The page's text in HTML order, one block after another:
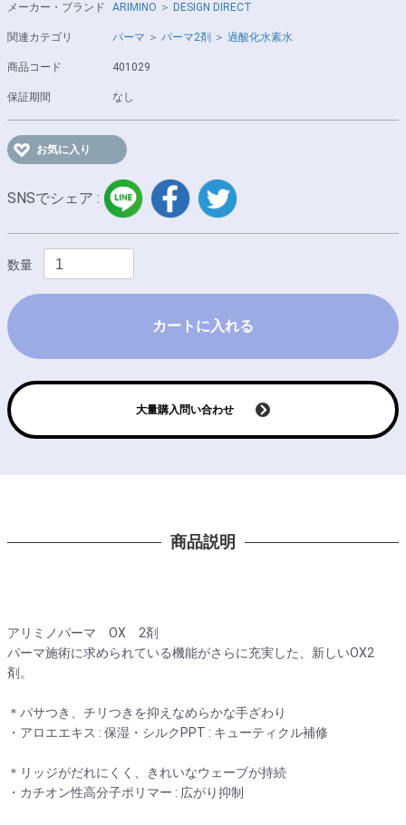
メーカー・ブランド ARIMINO ＞ DESIGN DIRECT
関連カテゴリ パーマ ＞ パーマ2剤 ＞ 過酸化水素水
商品コード 401029
保証期間 なし
お気に入り
SNSでシェア :
LINE facebook
数量
カートに入れる
大量購入問い合わせ
商品説明
アリミノパーマ OX 2剤
パーマ施術に求められている機能がさらに充実した、新しいOX2
剤。
＊パサつき、チリつきを抑えなめらかな手ざわり
・アロエエキス : 保湿・シルクPPT : キューティクル補修
＊リッジがだれにくく、きれいなウェーブが持続
・カチオン性高分子ポリマー : 広がり抑制